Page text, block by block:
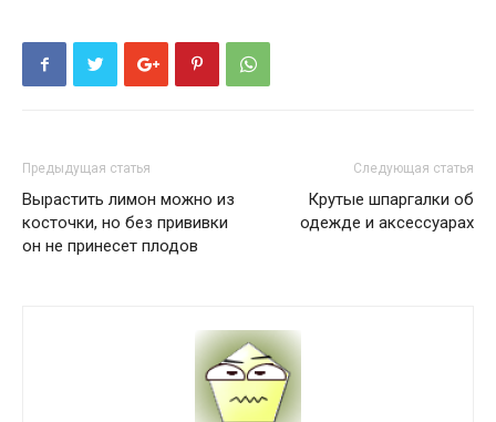
Предыдущая статья
Вырастить лимон можно из
косточки, но без прививки
он не принесет плодов
Следующая статья
Крутые шпаргалки об
одежде и аксессуарах